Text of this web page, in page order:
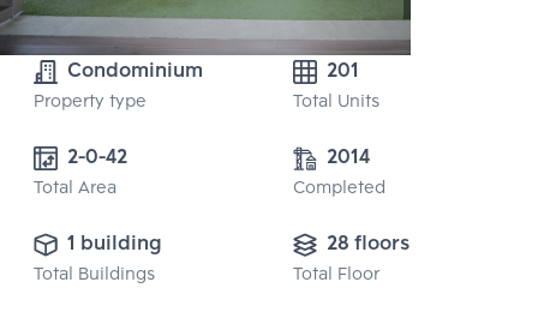
Condominium
Property type
201
Total Units
2-0-42
Total Area
2014
Completed
1 building
Total Buildings
28 floors
Total Floor